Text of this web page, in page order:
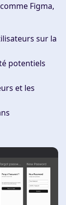
Figma,
sur la
potentiels
et les